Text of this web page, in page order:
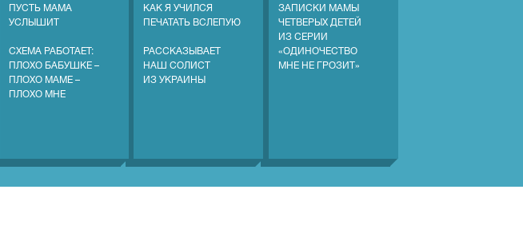
ПУСТЬ МАМА
УСЛЫШИТ
СХЕМА РАБОТАЕТ:
ПЛОХО БАБУШКЕ –
ПЛОХО МАМЕ –
ПЛОХО МНЕ
КАК Я УЧИЛСЯ
ПЕЧАТАТЬ ВСЛЕПУЮ
РАССКАЗЫВАЕТ
НАШ СОЛИСТ
ИЗ УКРАИНЫ
ЗАПИСКИ МАМЫ
ЧЕТВЕРЫХ ДЕТЕЙ
ИЗ СЕРИИ
«ОДИНОЧЕСТВО
МНЕ НЕ ГРОЗИТ»